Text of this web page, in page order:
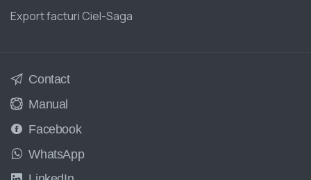
Export facturi Ciel-Saga
Contact
Manual
Facebook
WhatsApp